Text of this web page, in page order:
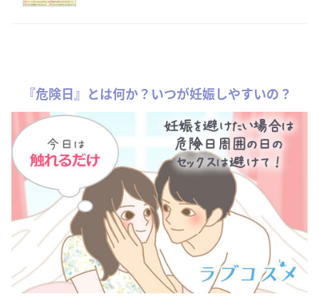
『危険日』とは何か？いつが妊娠しやすいの？